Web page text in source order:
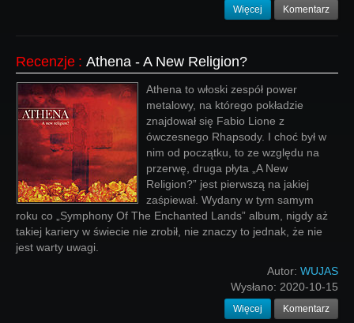
Więcej Komentarz
Recenzje : Athena - A New Religion?
Athena to włoski zespół power
metalowy, na którego pokładzie
znajdował się Fabio Lione z
ówczesnego Rhapsody. I choć był w
nim od początku, to ze względu na
przerwę, druga płyta „A New
Religion?” jest pierwszą na jakiej
zaśpiewał. Wydany w tym samym
roku co „Symphony Of The Enchanted Lands” album, nigdy aż
takiej kariery w świecie nie zrobił, nie znaczy to jednak, że nie
jest warty uwagi.
Autor: WUJAS
Wysłano: 2020-10-15
Więcej Komentarz